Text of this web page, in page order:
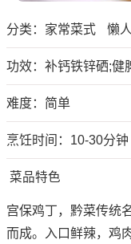
分类： 家常菜式 懒
功效：补钙铁锌硒;健
难度：简单
烹饪时间：10-30分钟
菜品特色
宫保鸡丁，黔菜传统
而成。入口鲜辣，鸡